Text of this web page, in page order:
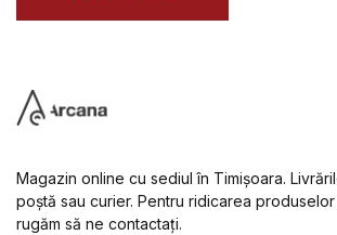
Magazin online cu sediul în Timișoara.
poștă sau curier. Pentru ridicarea
rugăm să ne contactați.